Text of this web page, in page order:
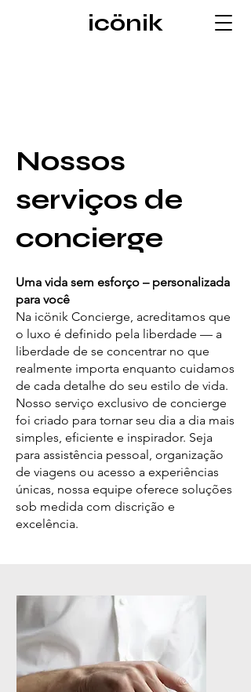
icönik
Nossos
serviços de
concierge
Uma vida sem esforço – personalizada
para você
Na icönik Concierge, acreditamos que
o luxo é definido pela liberdade — a
liberdade de se concentrar no que
realmente importa enquanto cuidamos
de cada detalhe do seu estilo de vida.
Nosso serviço exclusivo de concierge
foi criado para tornar seu dia a dia mais
simples, eficiente e inspirador. Seja
para assistência pessoal, organização
de viagens ou acesso a experiências
únicas, nossa equipe oferece soluções
sob medida com discrição e
excelência.